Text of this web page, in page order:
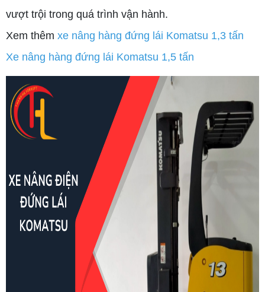
vượt trội trong quá trình vận hành.
Xem thêm xe nâng hàng đứng lái Komatsu 1,3 tấn
Xe nâng hàng đứng lái Komatsu 1,5 tấn